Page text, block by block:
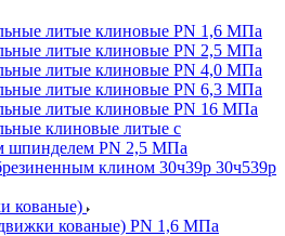
литые клиновые PN 1,6 МПа
литые клиновые PN 2,5 МПа
литые клиновые PN 4,0 МПа
литые клиновые PN 6,3 МПа
литые клиновые PN 16 МПа
клиновые литые с
шпинделем PN 2,5 МПа
клином 30ч39р 30ч539р
кованые)
кованые) PN 1,6 МПа